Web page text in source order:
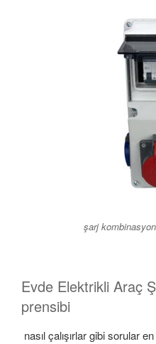
şarj
Evde Elektrikli Araç
prensibi
nasıl çalışırlar gibi sorular